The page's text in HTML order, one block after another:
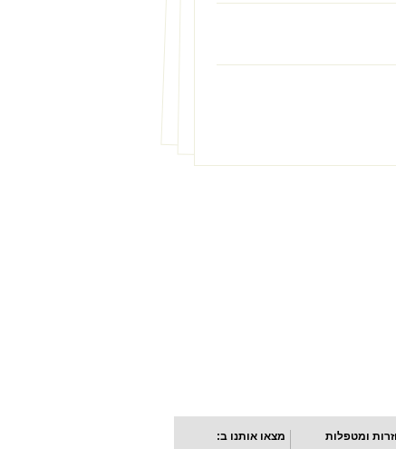
ומטפלות מצאו אותנו ב: